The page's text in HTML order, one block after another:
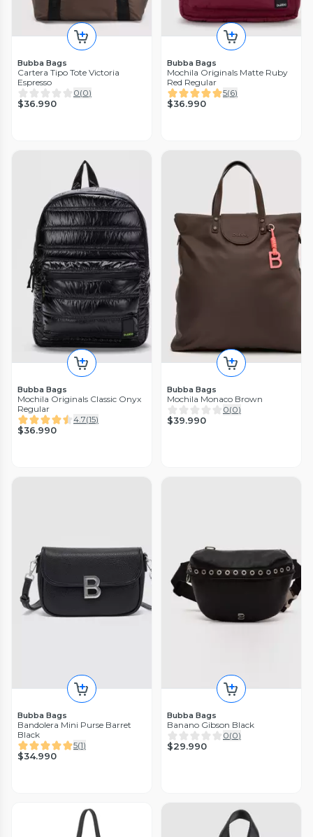
Bubba Bags
Cartera Tipo Tote Victoria
Espresso
0(0)
$36.990
Bubba Bags
Mochila Originals Matte Ruby
Red Regular
5(6)
$36.990
Bubba Bags
Mochila Originals Classic Onyx
Regular
4.7(15)
$36.990
Bubba Bags
Mochila Monaco Brown
0(0)
$39.990
Bubba Bags
Bandolera Mini Purse Barret
Black
5(1)
$34.990
Bubba Bags
Banano Gibson Black
0(0)
$29.990